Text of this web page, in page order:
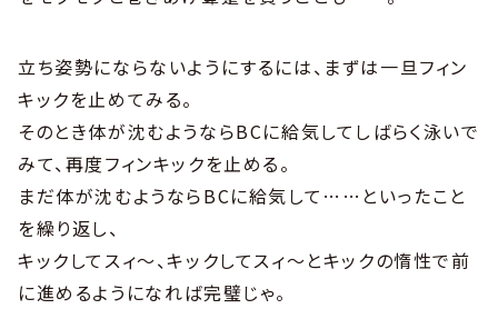
立ち姿勢にならないようにするには、まずは一旦フィン
キックを止めてみる。
そのとき体が沈むようならBCに給気してしばらく泳いで
みて、再度フィンキックを止める。
まだ体が沈むようならBCに給気して……といったこと
を繰り返し、
キックしてスィ〜、キックしてスィ〜とキックの惰性で前
に進めるようになれば完璧じゃ。